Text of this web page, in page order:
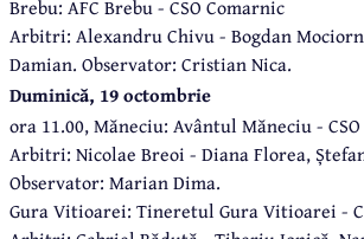
Brebu: AFC Brebu - CSO Comarnic
Arbitri: Alexandru Chivu - Bogdan
Damian. Observator: Cristian Nica.
Duminică, 19 octombrie
ora 11.00, Măneciu: Avântul Măneciu -
Arbitri: Nicolae Breoi - Diana Florea,
Observator: Marian Dima.
Gura Vitioarei: Tineretul Gura Vitioarei -